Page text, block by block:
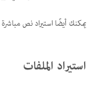
يمكنك أيضًا استيراد نص
استيراد الملفات